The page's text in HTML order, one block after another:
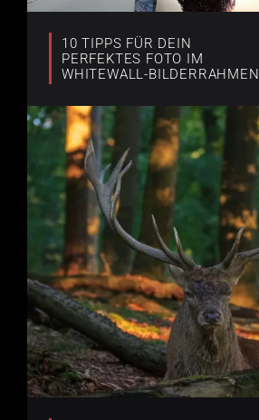
10 TIPPS FÜR DEIN
PERFEKTES FOTO IM
WHITEWALL-BILDERRAHMEN